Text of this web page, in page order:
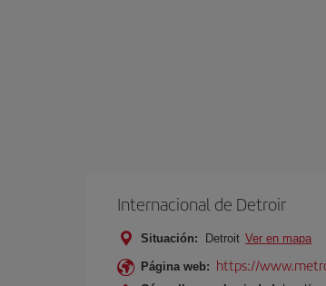
Internacional de Detroir
Situación: Detroit Ver en mapa
Página web: https://